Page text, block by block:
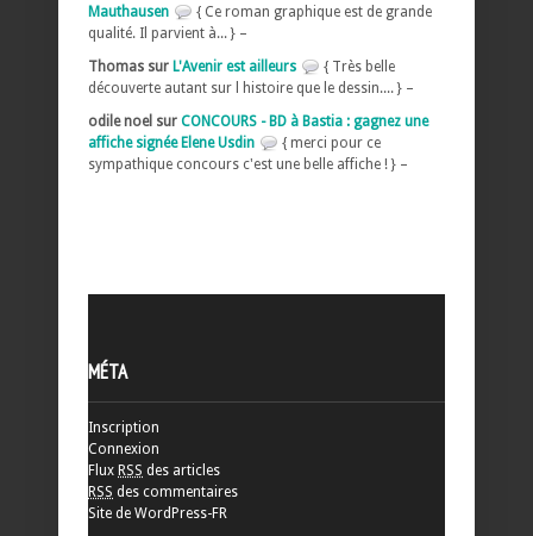
Mauthausen
{ Ce roman graphique est de grande
qualité. Il parvient à... } –
Thomas sur L'Avenir est ailleurs
{ Très belle
découverte autant sur l histoire que le dessin.... } –
odile noel sur CONCOURS - BD à Bastia : gagnez une
affiche signée Elene Usdin
{ merci pour ce
sympathique concours c'est une belle affiche ! } –
MÉTA
Inscription
Connexion
Flux RSS des articles
RSS des commentaires
Site de WordPress-FR